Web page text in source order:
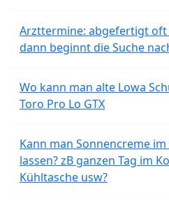
Arzttermine: abgefertigt oft
dann beginnt die Suche
Wo kann man alte Lowa
Toro Pro Lo GTX
Kann man Sonnencreme
lassen? zB ganzen Tag im
Kühltasche usw?